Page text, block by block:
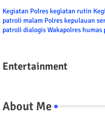
Kegiatan Polres kegiatan rutin
patroli malam Polres kepulauan
patroli dialogisWakapolres humas
Entertainment
About Me